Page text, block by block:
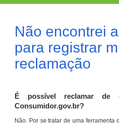
Não encontrei
para registrar
reclamação
É possível reclamar de
Consumidor.gov.br?
Não. Por se tratar de uma ferramenta